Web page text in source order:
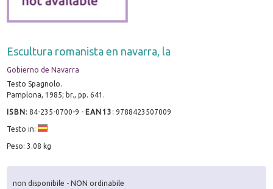
Escultura romanista en navarra, la
Gobierno de Navarra
Testo Spagnolo.
Pamplona, 1985; br., pp. 641.
ISBN:84-235-0700-9 - EAN13 :9788423507009
Testo in:
Peso: 3.08 kg
non disponibile - NON ordinabile